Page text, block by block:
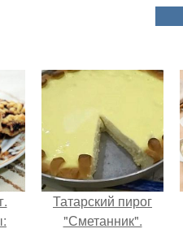
Татарский пирог
"Сметанник".